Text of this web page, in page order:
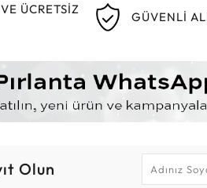
ÜCRETSİZ
GÜVENLİ
Olun